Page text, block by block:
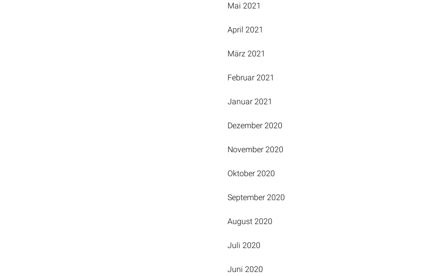
Mai 2021
April 2021
März 2021
Februar 2021
Januar 2021
Dezember 2020
November 2020
Oktober 2020
September 2020
August 2020
Juli 2020
Juni 2020